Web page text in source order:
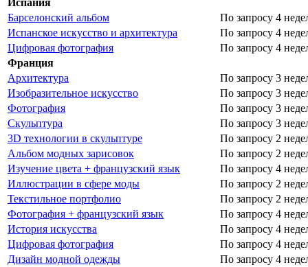
Барселонский альбом
По запросу 4
Испанское искусство и архитектура
По запросу 4
Цифровая фотография
По запросу 4
Франция
Архитектура
По запросу 3
Изобразительное искусство
По запросу 3
Фотография
По запросу 3
Скульптура
По запросу 3
3D технологии в скульптуре
По запросу 2
Альбом модных зарисовок
По запросу 2
Изучение цвета + французский язык
По запросу 4
Иллюстрации в сфере моды
По запросу 2
Текстильное портфолио
По запросу 2
Фотография + французский язык
По запросу 4
История искусства
По запросу 4
Цифровая фотография
По запросу 4
Дизайн модной одежды
По запросу 4